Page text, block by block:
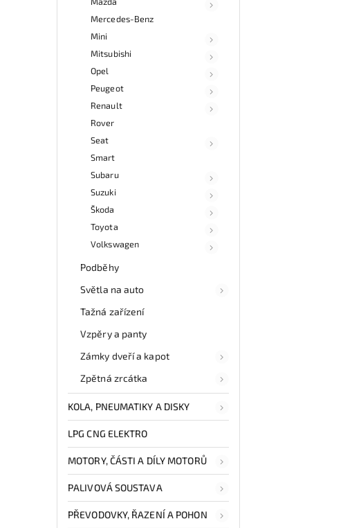
Mercedes-Benz
Mini
Mitsubishi
Opel
Peugeot
Renault
Rover
Seat
Smart
Subaru
Suzuki
Škoda
Toyota
Volkswagen
Podběhy
Světla na auto
Tažná zařízení
Vzpěry a panty
Zámky dveří a kapot
Zpětná zrcátka
KOLA, PNEUMATIKY A DISKY
LPG CNG ELEKTRO
MOTORY, ČÁSTI A DÍLY MOTORŮ
PALIVOVÁ SOUSTAVA
PŘEVODOVKY, ŘAZENÍ A POHON